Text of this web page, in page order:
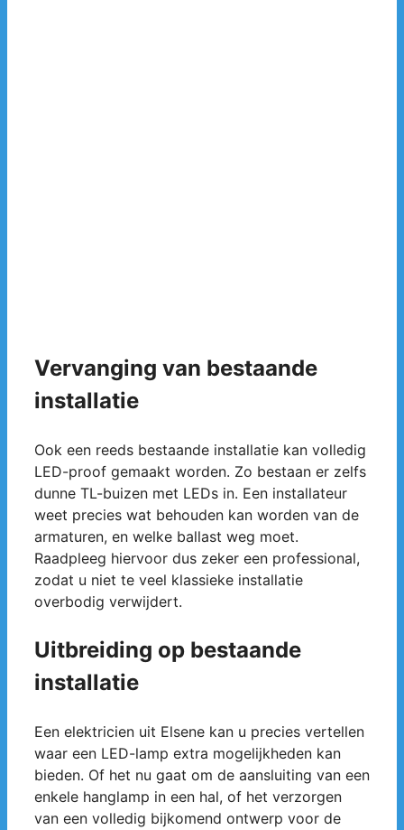
Vervanging van bestaande
installatie
Ook een reeds bestaande installatie kan volledig
LED-proof gemaakt worden. Zo bestaan er zelfs
dunne TL-buizen met LEDs in. Een installateur
weet precies wat behouden kan worden van de
armaturen, en welke ballast weg moet.
Raadpleeg hiervoor dus zeker een professional,
zodat u niet te veel klassieke installatie
overbodig verwijdert.
Uitbreiding op bestaande
installatie
Een elektricien uit Elsene kan u precies vertellen
waar een LED-lamp extra mogelijkheden kan
bieden. Of het nu gaat om de aansluiting van een
enkele hanglamp in een hal, of het verzorgen
van een volledig bijkomend ontwerp voor de